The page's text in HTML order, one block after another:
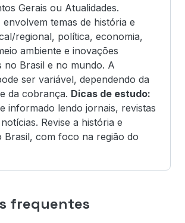
Gerais ou Atualidades.
envolvem temas de história e
regional, política, economia,
ambiente e inovações
no Brasil e no mundo. A
ser variável, dependendo da
da cobrança. Dicas de estudo:
informado lendo jornais, revistas
Revise a história e
Brasil, com foco na região do
frequentes